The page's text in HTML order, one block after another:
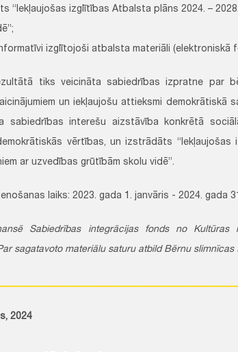
“Iekļaujošas izglītības Atbalsta plāns 2024. –
izglītojoši atbalsta materiāli (elektroniskā
tiks veicināta sabiedrības izpratne par
un iekļaujošu attieksmi demokrātiskā
sabiedrības interešu aizstāvība konkrētā
vērtības, un izstrādāts “Iekļaujošas
ar uzvedības grūtībām skolu vidē”.
laiks: 2023. gada 1. janvāris - 2024. gada
Sabiedrības integrācijas fonds no Kultūras
sagatavoto materiālu saturu atbild Bērnu slimnīcas
2024